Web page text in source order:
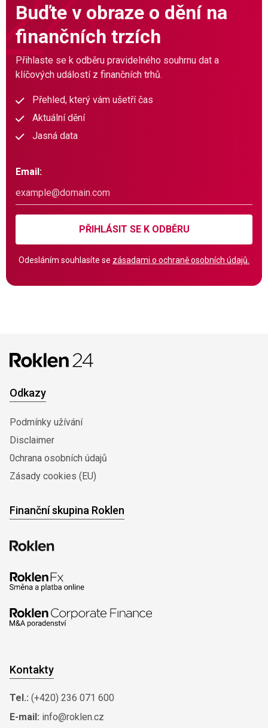
Buďte v obraze o dění na
finančních trzích
Přihlaste se k odběru pravidelného souhrnu dat a
klíčových událostí z finančních trhů.
Přehled, který vám ušetří čas
Aktuální dění
Jasná data
Email:
PŘIHLÁSIT SE K ODBĚRU
Odesláním souhlasíte se zásadami o ochraně osobních údajů.
Odkazy
Podmínky užívání
Disclaimer
0chrana osobních údajů
Zásady cookies (EU)
Finanční skupina Roklen
Kontakty
Tel.: (+420) 236 071 600
E-mail: info@roklen.cz